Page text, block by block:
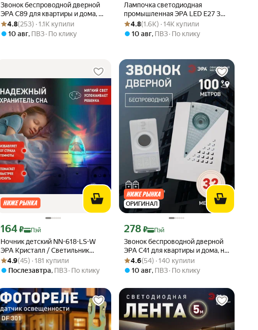
Звонок беспроводной дверной
ЭРА C89 для квартиры и дома, на
батарейках, влагозащищенный,
38 мелодий, белый
Рейтинг товара: 4.8 из 5
Оценок: (253) · 1.1K купили
4.8(253) · 1.1K купили
10 авг, ПВЗ По клику
Лампочка светодиодная
промышленная ЭРА LED E27 30
Вт T80 колокол 4000К
нейтральный белый свет 1
Рейтинг товара: 4.8 из 5
Оценок: (1.6K) · 14K купили
4.8(1.6K) · 14K купили
10 авг, ПВЗ По клику
Ночник детский NN-618-LS-W
ЭРА Кристалл / Светильник
светодиодный в розетку с
датчиком освещенности
Цена с картой Яндекс Пэй 164 ₽ вместо
164 ₽ Пэй
Рейтинг товара: 4.9 из 5
Оценок: (45) · 181 купили
4.9(45) · 181 купили
Послезавтра, ПВЗ По клику
ОРИГИНАЛ
Звонок беспроводной дверной
ЭРА C41 для квартиры и дома, на
батарейках, влагозащищенный,
32 мелодии, белый
Цена с картой Яндекс Пэй 278 ₽ вместо
278 ₽ Пэй
Рейтинг товара: 4.6 из 5
Оценок: (54) · 140 купили
4.6(54) · 140 купили
10 авг, ПВЗ По клику